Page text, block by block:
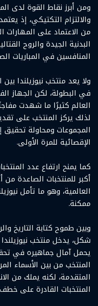
ومن أبرز نقاط القوة لدى
والالتزام التكتيكي، إذ
من الاعتماد على المهارات
البدنية الجيدة والروح
المنافسين في المباريات
ولا يعد منتخب نيوزيلندا
في البطولة، لكن الجهاز
العالم كثيرًا ما شهدت
لذلك يركز المنتخب على
المجموعات ومحاولة تحقيق
الإقصائية للمرة الأولى.
أكبر للمنتخبات الصاعدة
العالمية، وهو ما تأمل
ممكنة.
وبين طموح كتابة التاريخ
يحمل آمال جماهيره في
المنتخب من بين الأسماء
المتقدمة، لكنه يملك من
المنتخبات القادرة على خطف